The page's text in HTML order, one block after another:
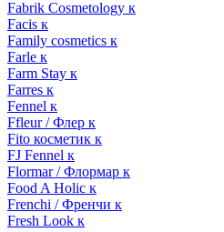
Fabrik Cosmetology к
Facis к
Family cosmetics к
Farle к
Farm Stay к
Farres к
Fennel к
Ffleur / Флер к
Fito косметик к
FJ Fennel к
Flormar / Флормар к
Food A Holic к
Frenchi / Френчи к
Fresh Look к